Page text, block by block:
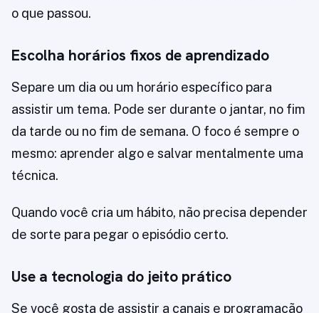
o que passou.
Escolha horários fixos de aprendizado
Separe um dia ou um horário específico para
assistir um tema. Pode ser durante o jantar, no fim
da tarde ou no fim de semana. O foco é sempre o
mesmo: aprender algo e salvar mentalmente uma
técnica.
Quando você cria um hábito, não precisa depender
de sorte para pegar o episódio certo.
Use a tecnologia do jeito prático
Se você gosta de assistir a canais e programação